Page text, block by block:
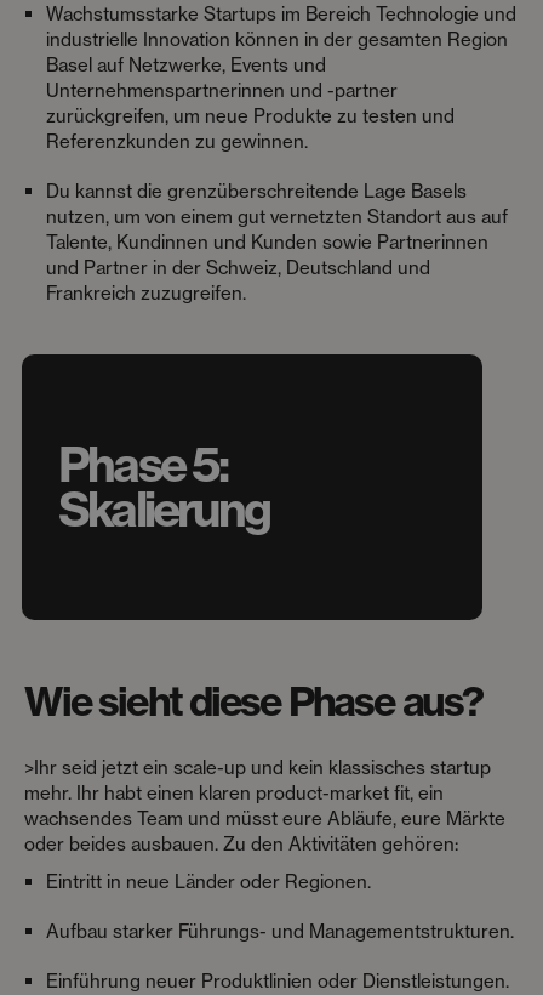
Wachstumsstarke Startups im Bereich Technologie und
industrielle Innovation können in der gesamten Region
Basel auf Netzwerke, Events und
Unternehmenspartnerinnen und -partner
zurückgreifen, um neue Produkte zu testen und
Referenzkunden zu gewinnen.
Du kannst die grenzüberschreitende Lage Basels
nutzen, um von einem gut vernetzten Standort aus auf
Talente, Kundinnen und Kunden sowie Partnerinnen
und Partner in der Schweiz, Deutschland und
Frankreich zuzugreifen.
Phase 5:
Skalierung
Wie sieht diese Phase aus?
>Ihr seid jetzt ein scale-up und kein klassisches startup
mehr. Ihr habt einen klaren product-market fit, ein
wachsendes Team und müsst eure Abläufe, eure Märkte
oder beides ausbauen. Zu den Aktivitäten gehören:
Eintritt in neue Länder oder Regionen.
Aufbau starker Führungs- und Managementstrukturen.
Einführung neuer Produktlinien oder Dienstleistungen.